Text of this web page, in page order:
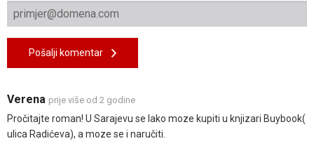
Pošalji komentar
Verena prije više od 2 godine
Pročitajte roman! U Sarajevu se lako moze kupiti u knjizari Buybook(
ulica Radićeva), a moze se i naručiti.